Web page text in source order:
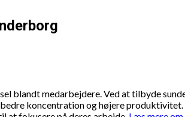
blandt medarbejdere. Ved at tilbyde
koncentration og højere